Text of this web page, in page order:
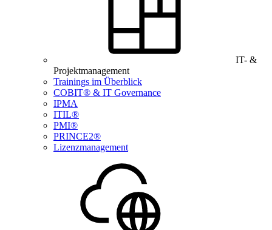
IT- &
Projektmanagement
Trainings im Überblick
COBIT® & IT Governance
IPMA
ITIL®
PMI®
PRINCE2®
Lizenzmanagement